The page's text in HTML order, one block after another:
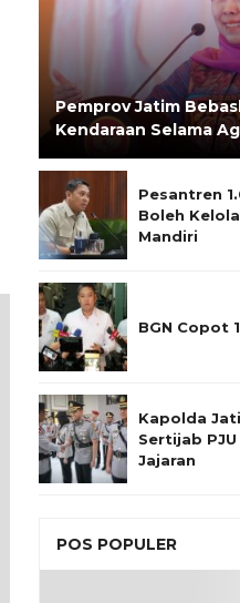
Pemprov Jatim
Kendaraan Selama
Pesantren
Boleh
Mandiri
BGN Copot
Kapolda
Sertijab
Jajaran
POS POPULER